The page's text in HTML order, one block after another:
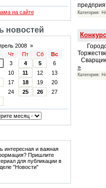
на сайте
новостей
2008 »
Чт Пт Сб
Вс
3 4 5
6
10 11 12
13
17 18 19
20
24 25 26
27
интересная и важная
Пришлите
для публикации в
"Новости"
Категория:
»
Категория: